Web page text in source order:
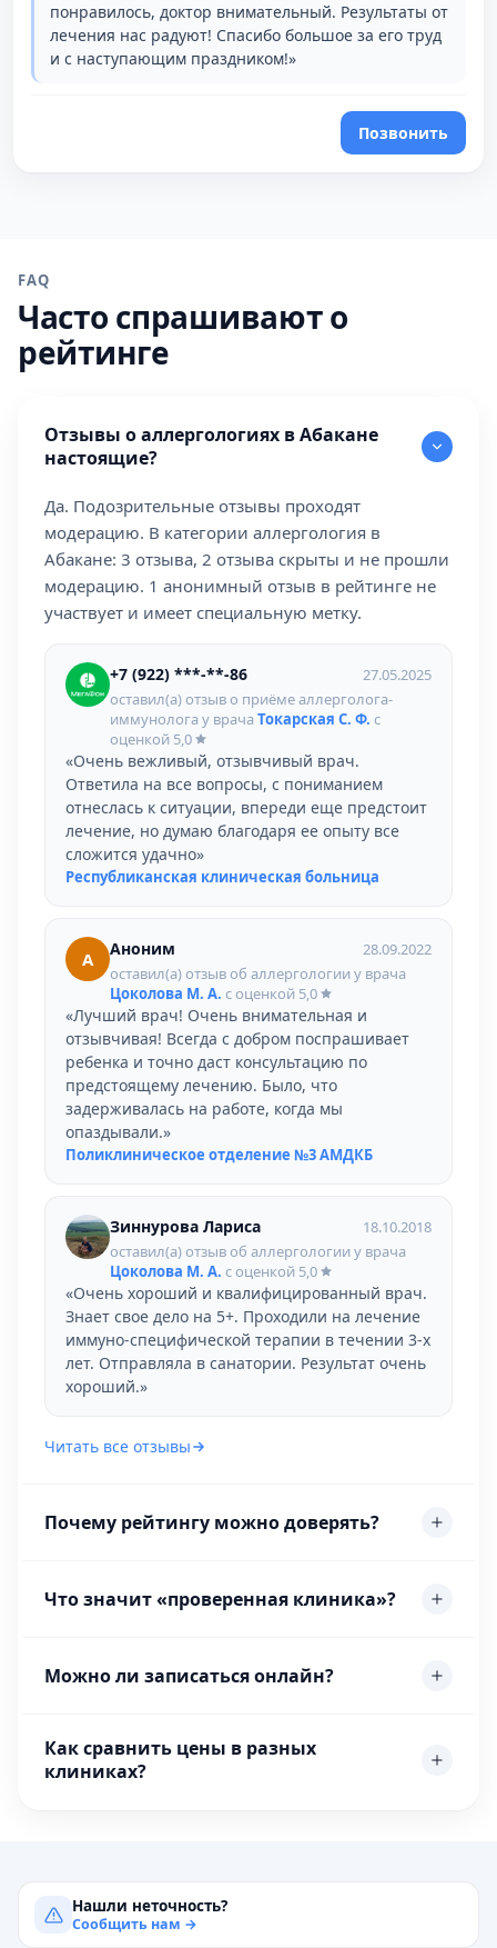
понравилось, доктор внимательный. Результаты от
лечения нас радуют! Спасибо большое за его труд
и с наступающим праздником!»
Позвонить
FAQ
Часто спрашивают о
рейтинге
Отзывы о аллергологиях в Абакане
настоящие?
Да. Подозрительные отзывы проходят
модерацию. В категории аллергология в
Абакане: 3 отзыва, 2 отзыва скрыты и не прошли
модерацию. 1 анонимный отзыв в рейтинге не
участвует и имеет специальную метку.
+7 (922) ***-**-86
27.05.2025
оставил(а) отзыв о приёме аллерголога-
иммунолога у врачаТокарская С. Ф. с
оценкой 5,0
«Очень вежливый, отзывчивый врач.
Ответила на все вопросы, с пониманием
отнеслась к ситуации, впереди еще предстоит
лечение, но думаю благодаря ее опыту все
сложится удачно»
Республиканская клиническая больница
А Аноним
28.09.2022
оставил(а) отзыв об аллергологии у врача
Цоколова М. А. с оценкой 5,0
«Лучший врач! Очень внимательная и
отзывчивая! Всегда с добром поспрашивает
ребенка и точно даст консультацию по
предстоящему лечению. Было, что
задерживалась на работе, когда мы
опаздывали.»
Поликлиническое отделение №3 АМДКБ
Зиннурова Лариса
18.10.2018
оставил(а) отзыв об аллергологии у врача
Цоколова М. А. с оценкой 5,0
«Очень хороший и квалифицированный врач.
Знает свое дело на 5+. Проходили на лечение
иммуно-специфической терапии в течении 3-х
лет. Отправляла в санатории. Результат очень
хороший.»
Читать все отзывы
Почему рейтингу можно доверять?
Что значит «проверенная клиника»?
Можно ли записаться онлайн?
Как сравнить цены в разных
клиниках?
Нашли неточность?
Сообщить нам →